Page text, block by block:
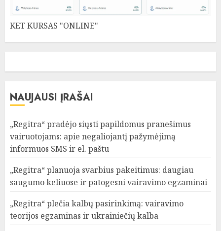
KET KURSAS "ONLINE"
NAUJAUSI ĮRAŠAI
„Regitra“ pradėjo siųsti papildomus pranešimus
vairuotojams: apie negaliojantį pažymėjimą
informuos SMS ir el. paštu
„Regitra“ planuoja svarbius pakeitimus: daugiau
saugumo keliuose ir patogesni vairavimo egzaminai
„Regitra“ plečia kalbų pasirinkimą: vairavimo
teorijos egzaminas ir ukrainiečių kalba